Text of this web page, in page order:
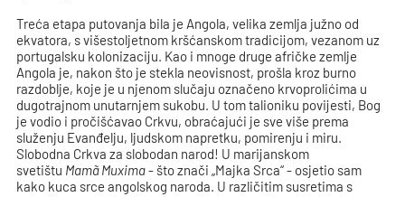
Treća etapa putovanja bila je Angola, velika zemlja južno od
ekvatora, s višestoljetnom kršćanskom tradicijom, vezanom uz
portugalsku kolonizaciju. Kao i mnoge druge afričke zemlje
Angola je, nakon što je stekla neovisnost, prošla kroz burno
razdoblje, koje je u njenom slučaju označeno krvoprolićima u
dugotrajnom unutarnjem sukobu. U tom talioniku povijesti, Bog
je vodio i pročišćavao Crkvu, obraćajući je sve više prema
služenju Evanđelju, ljudskom napretku, pomirenju i miru.
Slobodna Crkva za slobodan narod! U marijanskom
svetištu Mamã Muxima- što znači „Majka Srca“ - osjetio sam
kako kuca srce angolskog naroda. U različitim susretima s